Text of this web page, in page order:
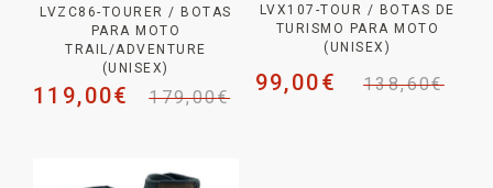
LVZC86-TOURER / BOTAS
PARA MOTO
TRAIL/ADVENTURE
(UNISEX)
179,00€
119,00€
LVX107-TOUR / BOTAS DE
TURISMO PARA MOTO
(UNISEX)
138,60€
99,00€